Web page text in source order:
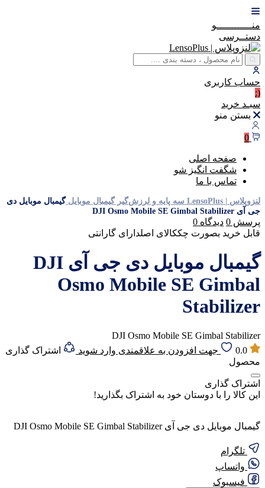
منــــــــــــو
دستــرسی
حساب کاربری
(:
سبـد خرید
بستن منو
0
صفحه اصلی
شگفت انگیز شو
تماس با ما
لنزوپلاس | LensoPlus سه پایه و لرزش‌گیر گیمبال موبایلگیمبال موبایل دی
جی آی DJI Osmo Mobile SE Gimbal Stabilizer
پرسش 0 دیدگاه 0
قابل خرید بصورت چککالای اصلدارای گارانتی
گیمبال موبایل دی جی آی DJI
Osmo Mobile SE Gimbal
Stabilizer
DJI Osmo Mobile SE Gimbal Stabilizer
0.0
جهت افزودن به علاقمندی وارد شوید
اشتراک گذاری
محصول
اشتراک گذاری
این کالا را با دوستان خود به اشتراک بگذارید!
گیمبال موبایل دی جی آی DJI Osmo Mobile SE Gimbal Stabilizer
تلگرام
واتساپ
فیسبوک